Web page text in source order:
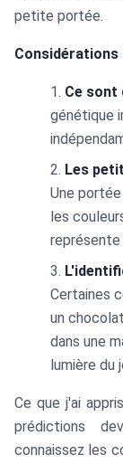
petite portée.
Ce sont
génétique
Les
Une
les
représente
Certaines
un
dans une
lumière du
Ce que j'ai
prédictions
connaissez les